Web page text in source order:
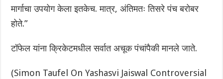
मार्गाचा उपयोग केला इतकेच. मात्र, अंतिमतः तिसरे पंच बरोबर
होते.”
टॉफेल यांना क्रिकेटमधील सर्वात अचूक पंचांपैकी मानले जाते.
(Simon Taufel On Yashasvi Jaiswal Controversial